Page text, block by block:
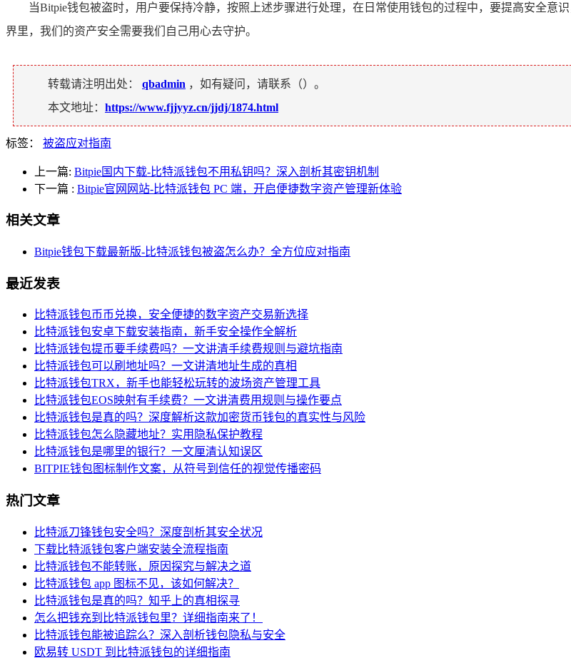
当Bitpie钱包被盗时，用户要保持冷静，按照上述步骤进行处理，在日常使用钱包的过程中，要提高安全意
界里，我们的资产安全需要我们自己用心去守护。
转载请注明出处： qbadmin ，如有疑问，请联系（）。
本文地址： https://www.fjjyyz.cn/jjdj/1874.html
标签： 被盗应对指南
上一篇: Bitpie国内下载-比特派钱包不用私钥吗？深入剖析其密钥机制
下一篇 : Bitpie官网网站-比特派钱包 PC 端，开启便捷数字资产管理新体验
相关文章
Bitpie钱包下载最新版-比特派钱包被盗怎么办？全方位应对指南
最近发表
比特派钱包币币兑换，安全便捷的数字资产交易新选择
比特派钱包安卓下载安装指南，新手安全操作全解析
比特派钱包提币要手续费吗？一文讲清手续费规则与避坑指南
比特派钱包可以刷地址吗？一文讲清地址生成的真相
比特派钱包TRX，新手也能轻松玩转的波场资产管理工具
比特派钱包EOS映射有手续费？一文讲清费用规则与操作要点
比特派钱包是真的吗？深度解析这款加密货币钱包的真实性与风险
比特派钱包怎么隐藏地址？实用隐私保护教程
比特派钱包是哪里的银行？一文厘清认知误区
BITPIE钱包图标制作文案，从符号到信任的视觉传播密码
热门文章
比特派刀锋钱包安全吗？深度剖析其安全状况
下载比特派钱包客户端安装全流程指南
比特派钱包不能转账，原因探究与解决之道
比特派钱包 app 图标不见，该如何解决？
比特派钱包是真的吗？知乎上的真相探寻
怎么把钱充到比特派钱包里？详细指南来了！
比特派钱包能被追踪么？深入剖析钱包隐私与安全
欧易转 USDT 到比特派钱包的详细指南